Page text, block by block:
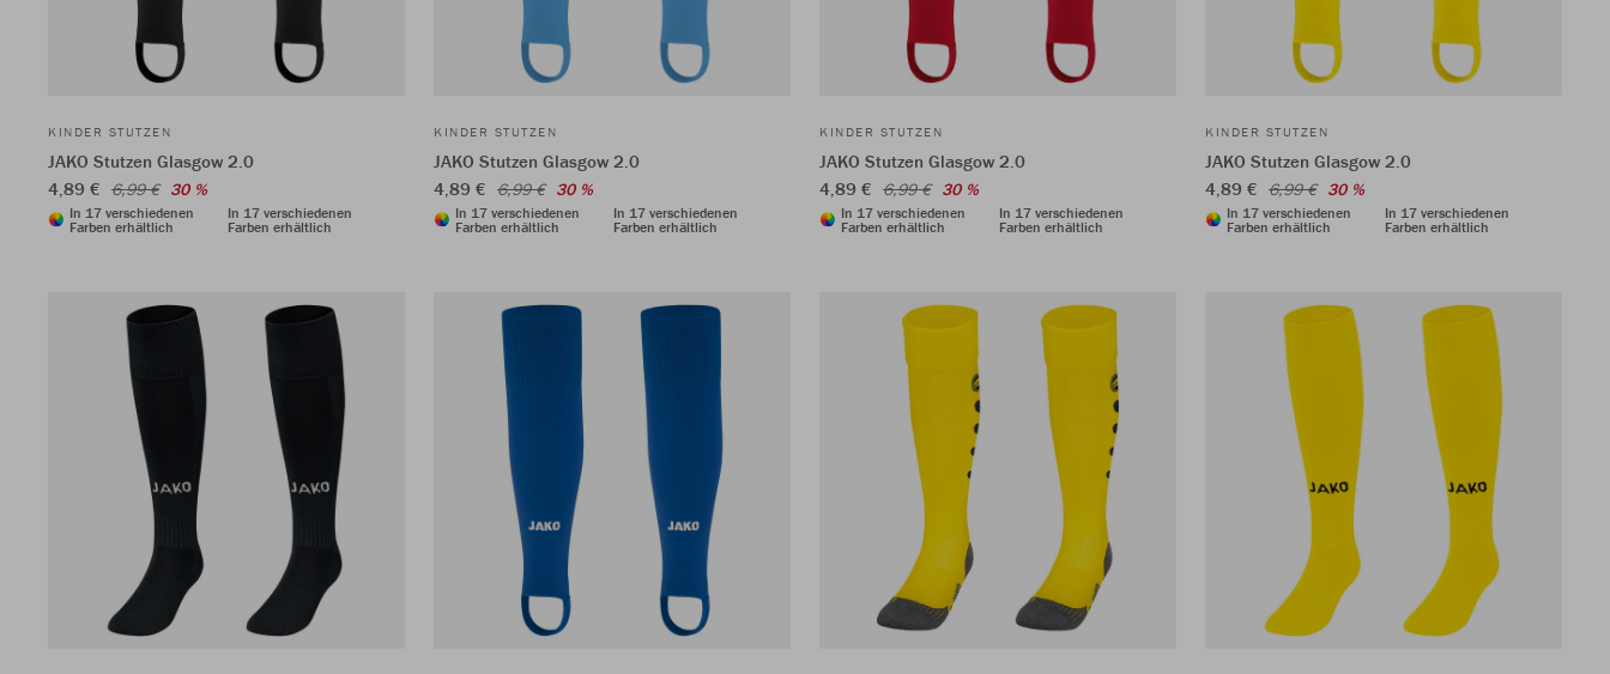
KINDER STUTZEN
JAKO Stutzen Glasgow 2.0
4,89 € 6,99 € 30 %
In 17 verschiedenen
Farben erhältlich
In 17 verschiedenen
Farben erhältlich
KINDER STUTZEN
JAKO Stutzen Glasgow 2.0
4,89 € 6,99 € 30 %
In 17 verschiedenen
Farben erhältlich
In 17 verschiedenen
Farben erhältlich
KINDER STUTZEN
JAKO Stutzen Glasgow 2.0
4,89 € 6,99 € 30 %
In 17 verschiedenen
Farben erhältlich
In 17 verschiedenen
Farben erhältlich
KINDER STUTZEN
JAKO Stutzen Glasgow 2.0
4,89 € 6,99 € 30 %
In 17 verschiedenen
Farben erhältlich
In 17 verschiedenen
Farben erhältlich